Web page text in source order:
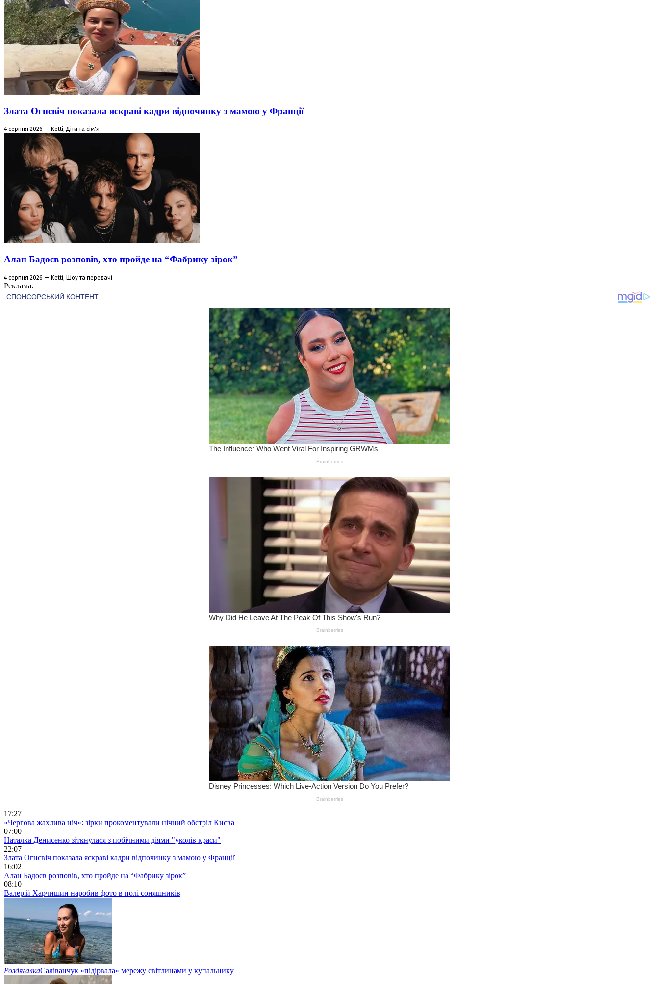
Злата Огнєвіч показала яскраві кадри відпочинку з мамою у Франції
4 серпня 2026 — Ketti, Діти та сім'я
Алан Бадоєв розповів, хто пройде на “Фабрику зірок”
4 серпня 2026 — Ketti, Шоу та передачі
Реклама:
17:27
«Чергова жахлива ніч»: зірки прокоментували нічний обстріл Києва
07:00
Наталка Денисенко зіткнулася з побічними діями "уколів краси"
22:07
Злата Огнєвіч показала яскраві кадри відпочинку з мамою у Франції
16:02
Алан Бадоєв розповів, хто пройде на “Фабрику зірок”
08:10
Валерій Харчишин наробив фото в полі соняшників
РоздягалкаСаліванчук «підірвала» мережу світлинами у купальнику